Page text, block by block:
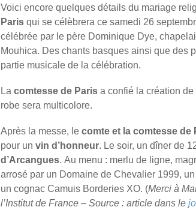
Voici encore quelques détails du mariage
Paris qui se célèbrera ce samedi 26
célébrée par le père Dominique Dye,
Mouhica. Des chants basques ainsi que des
partie musicale de la célébration.
Lacomtesse de Paris a confié la création
robe sera multicolore.
Après la messe, lecomte et la comtesse de
pour un vin d’honneur. Le soir, un dîner de
d’Arcangues. Au menu : merlu de ligne,
arrosé par un Domaine de Chevalier 1999,
un cognac Camuis Borderies XO. (Merci à
l’Institut de France – Source : article dans le